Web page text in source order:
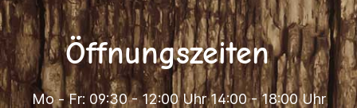
Öffnungszeiten
Mo - Fr: 09:30 - 12:00 Uhr 14:00 - 18:00 Uhr